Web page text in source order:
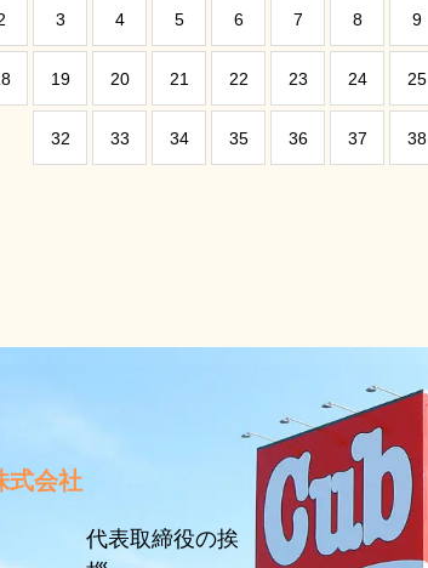
3 4 5 6 7 8 9
19 20 21 22 23 24 25
32 33 34 35 36 37 38
式会社
代表取締役の挨